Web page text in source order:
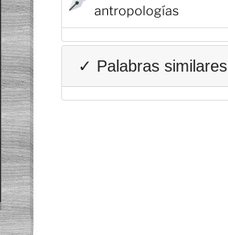
antropologías
✓ Palabras similares